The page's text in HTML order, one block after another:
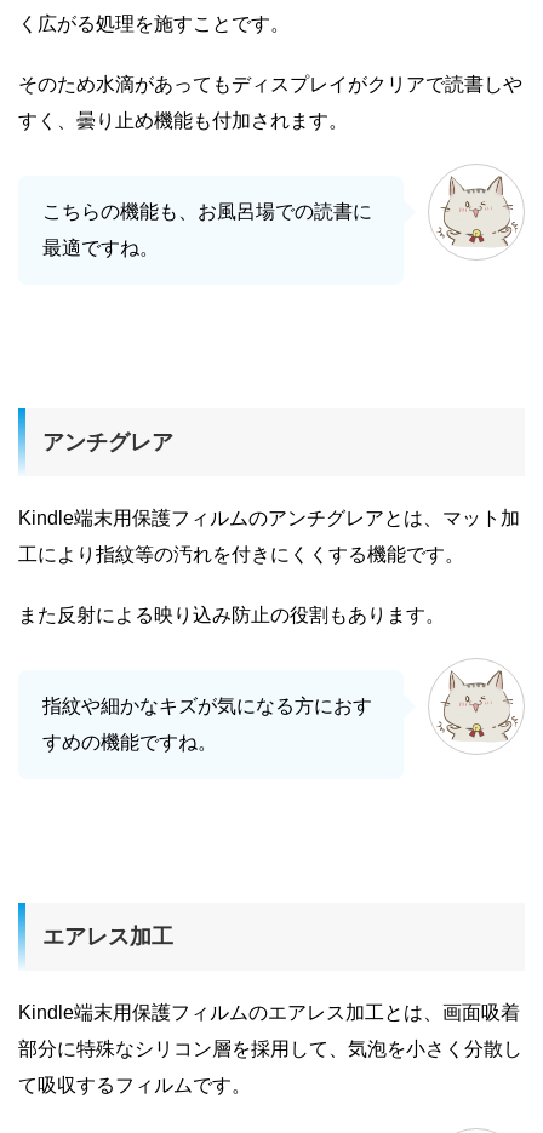
く広がる処理を施すことです。
そのため水滴があってもディスプレイがクリアで読書しや
すく、曇り止め機能も付加されます。
こちらの機能も、お風呂場での読書に
最適ですね。
アンチグレア
Kindle端末用保護フィルムのアンチグレアとは、マット加
工により指紋等の汚れを付きにくくする機能です。
また反射による映り込み防止の役割もあります。
指紋や細かなキズが気になる方におす
すめの機能ですね。
エアレス加工
Kindle端末用保護フィルムのエアレス加工とは、画面吸着
部分に特殊なシリコン層を採用して、気泡を小さく分散し
て吸収するフィルムです。